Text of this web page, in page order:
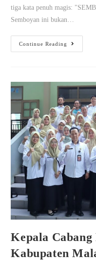
tiga kata penuh magis:
Semboyan ini bukan…
Continue Reading
Kepala
Kabupaten